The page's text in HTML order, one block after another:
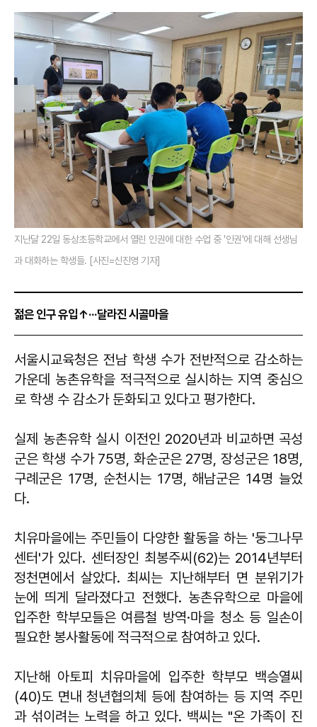
지난달 22일 동상초등학교에서 열린 인권에 대한 수업 중 '인권'에 대해 선생님
과 대화하는 학생들. [사진=신진영 기자]
젊은 인구 유입↑···달라진 시골마을
서울시교육청은 전남 학생 수가 전반적으로 감소하는
가운데 농촌유학을 적극적으로 실시하는 지역 중심으
로 학생 수 감소가 둔화되고 있다고 평가한다.
실제 농촌유학 실시 이전인 2020년과 비교하면 곡성
군은 학생 수가 75명, 화순군은 27명, 장성군은 18명,
구례군은 17명, 순천시는 17명, 해남군은 14명 늘었
다.
치유마을에는 주민들이 다양한 활동을 하는 '둥그나무
센터'가 있다. 센터장인 최봉주씨(62)는 2014년부터
정천면에서 살았다. 최씨는 지난해부터 면 분위기가
눈에 띄게 달라졌다고 전했다. 농촌유학으로 마을에
입주한 학부모들은 여름철 방역·마을 청소 등 일손이
필요한 봉사활동에 적극적으로 참여하고 있다.
지난해 아토피 치유마을에 입주한 학부모 백승열씨
(40)도 면내 청년협의체 등에 참여하는 등 지역 주민
과 섞이려는 노력을 하고 있다. 백씨는 "온 가족이 진